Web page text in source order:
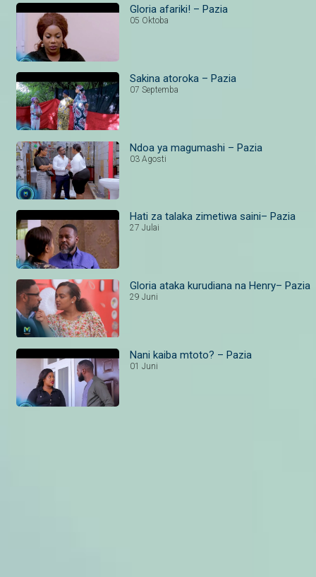
Gloria afariki! – Pazia
05 Oktoba
Sakina atoroka – Pazia
07 Septemba
Ndoa ya magumashi – Pazia
03 Agosti
Hati za talaka zimetiwa saini– Pazia
27 Julai
Gloria ataka kurudiana na Henry– Pazia
29 Juni
Nani kaiba mtoto? – Pazia
01 Juni